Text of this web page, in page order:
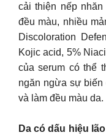
cải thiện nếp
đều màu, nhiều
Discoloration
Kojic acid, 5%
của serum có thể
ngăn ngừa sự biến
và làm đều màu da.
Da có dấu hiệu